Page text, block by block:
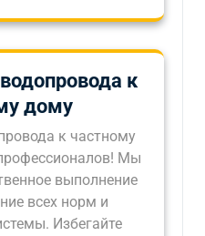
к
дому
к частному
Мы
выполнение
всех норм и
Избегайте